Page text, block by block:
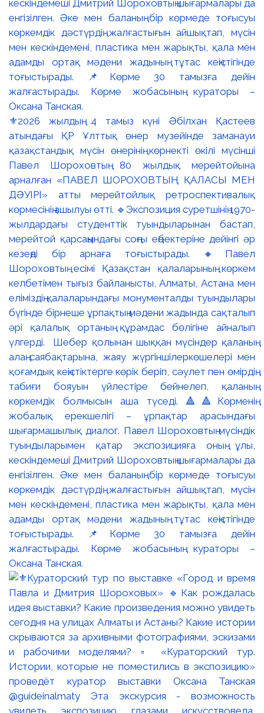
⚜️2026 жылдың 4 тамыз күні Әбілхан Қастеев
атындағы ҚР Ұлттық өнер музейінде заманауи
қазақстандық мүсін өнерінің көрнекті өкілі мүсінші
Павел Шороховтың 80 жылдық мерейтойына
арналған «ПАВЕЛ ШОРОХОВТЫҢ ҚАЛАСЫ МЕН
ДӘУІРІ» атты мерейтойлық ретроспективалық
көрмесінің ашылуы өтті. 🔹Экспозиция суретшінің 1970-
жылдардағы студенттік туындыларынан бастап,
мерейтой қарсаңындағы соңғы еңбектеріне дейінгі әр
кезеңді бір арнаға тоғыстырады. 🔸Павел
Шороховтың есімі Қазақстан қалаларының көркем
келбетімен тығыз байланысты, Алматы, Астана мен
еліміздің қалаларындағы монументалды туындылары
бүгінде бірнеше ұрпақтың мәдени жадында сақталып
әрі қалалық ортаның құрамдас бөлігіне айналып
үлгерді. Шебер қолынан шыққан мүсіндер қаланың
алаң-саябақтарына, жаяу жүргіншілеркөшелері мен
қоғамдық кеңістіктерге көрік беріп, сәулет пен өмірдің
табиғи бояуын үйлестіре бейнелеп, қаланың
көркемдік болмысын аша түседі. 🔺🔺Көрменің
жобалық ерекшелігі – ұрпақтар арасындағы
шығармашылық диалог. Павел Шороховтың мүсіндік
туындыларымен қатар экспозицияға оның ұлы,
кескіндемеші Дмитрий Шороховтың шығармалары да
енгізілген. Әке мен баланың бір көрмеде тоғысуы
көркемдік дәстүрдің жалғастығын айшықтап, мүсін
мен кескіндемені, пластика мен жарықты, қала мен
адамды ортақ мәдени жадының тұтас кеңістігінде
тоғыстырады. 📌Көрме 30 тамызға дейін
жалғастырады. Көрме жобасының кураторы –
Оксана Танская.